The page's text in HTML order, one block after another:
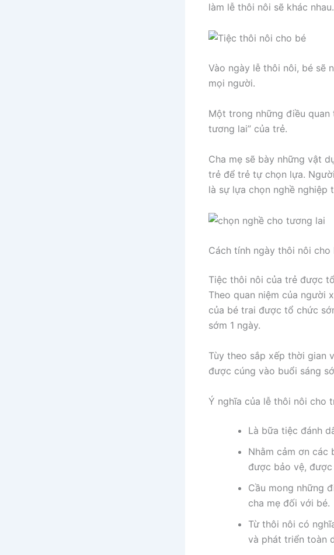
làm lễ thôi nôi sẽ khác nhau.
Vào ngày lễ thôi nôi, bé sẽ
mọi người.
Một trong những điều
tương lai” của trẻ.
Cha mẹ sẽ bày những vật
trẻ để trẻ tự chọn lựa.
là sự lựa chọn nghề nghiệp
Cách tính ngày thôi nôi cho
Tiệc thôi nôi của trẻ được
Theo quan niệm của người
của bé trai được tổ chức
sớm 1 ngày.
Tùy theo sắp xếp thời gian
được cúng vào buổi sáng
Ý nghĩa của lễ thôi nôi cho
Là bữa tiệc đánh
Nhằm cảm ơn các
được bảo vệ, được
Cầu mong những
cha mẹ đối với bé.
Từ thôi nôi có
và phát triển toàn